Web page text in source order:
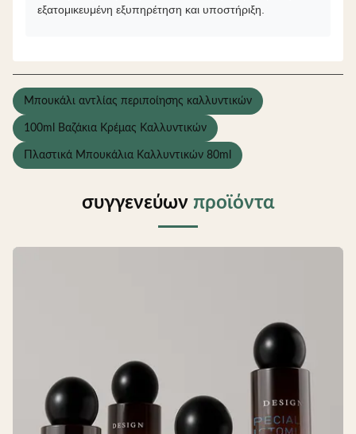
εξατομικευμένη εξυπηρέτηση και υποστήριξη.
Μπουκάλι αντλίας περιποίησης καλλυντικών
100ml Βαζάκια Κρέμας Καλλυντικών
Πλαστικά Μπουκάλια Καλλυντικών 80ml
συγγενεύων προϊόντα